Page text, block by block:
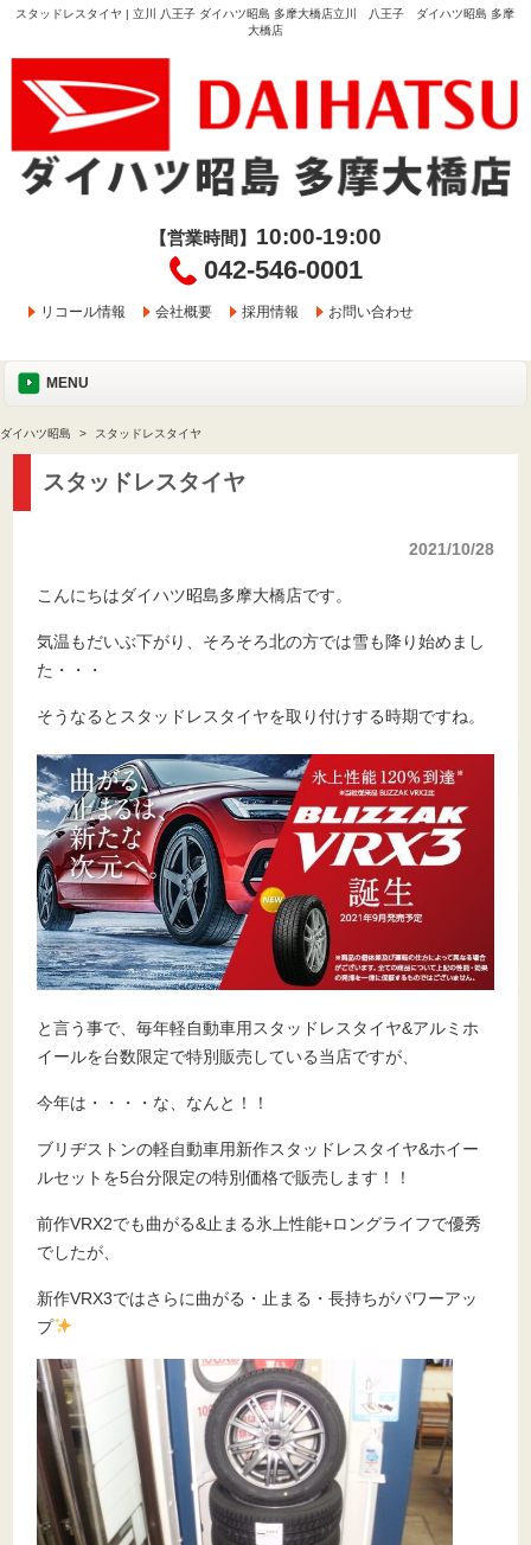
スタッドレスタイヤ | 立川 八王子 ダイハツ昭島 多摩大橋店立川 八王子 ダイハツ昭島 多摩
大橋店
【営業時間】 10:00-19:00
042-546-0001
リコール情報 会社概要 採用情報 お問い合わせ
MENU
ダイハツ昭島 スタッドレスタイヤ
スタッドレスタイヤ
2021/10/28
こんにちはダイハツ昭島多摩大橋店です。
気温もだいぶ下がり、そろそろ北の方では雪も降り始めまし
た・・・
そうなるとスタッドレスタイヤを取り付けする時期ですね。
と言う事で、毎年軽自動車用スタッドレスタイヤ&アルミホ
イールを台数限定で特別販売している当店ですが、
今年は・・・・な、なんと！！
ブリヂストンの軽自動車用新作スタッドレスタイヤ&ホイー
ルセットを5台分限定の特別価格で販売します！！
前作VRX2でも曲がる&止まる氷上性能+ロングライフで優秀
でしたが、
新作VRX3ではさらに曲がる・止まる・長持ちがパワーアッ
プ